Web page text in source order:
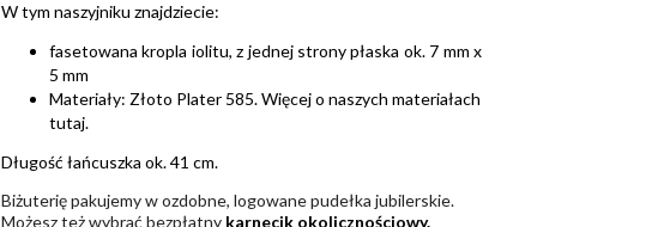
W tym naszyjniku znajdziecie:
fasetowana kropla iolitu, z jednej strony płaska ok. 7 mm x
5 mm
Materiały: Złoto Plater 585. Więcej o naszych materiałach
tutaj.
Długość łańcuszka ok. 41 cm.
Biżuterię pakujemy w ozdobne, logowane pudełka jubilerskie.
Możesz też wybrać bezpłatny karnecik okolicznościowy.